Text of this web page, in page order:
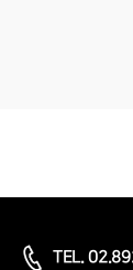
TEL.